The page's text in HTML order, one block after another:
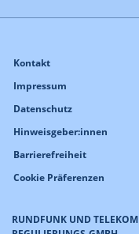
RUNDFUNK UND TELEKOM
Kontakt
Impressum
Datenschutz
Hinweisgeber:innen
Barrierefreiheit
Cookie Präferenzen